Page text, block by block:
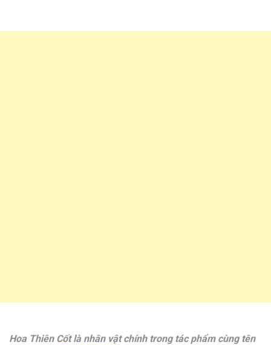
Hoa Thiên Cốt là nhân vật chính trong tác phẩm cùng tên